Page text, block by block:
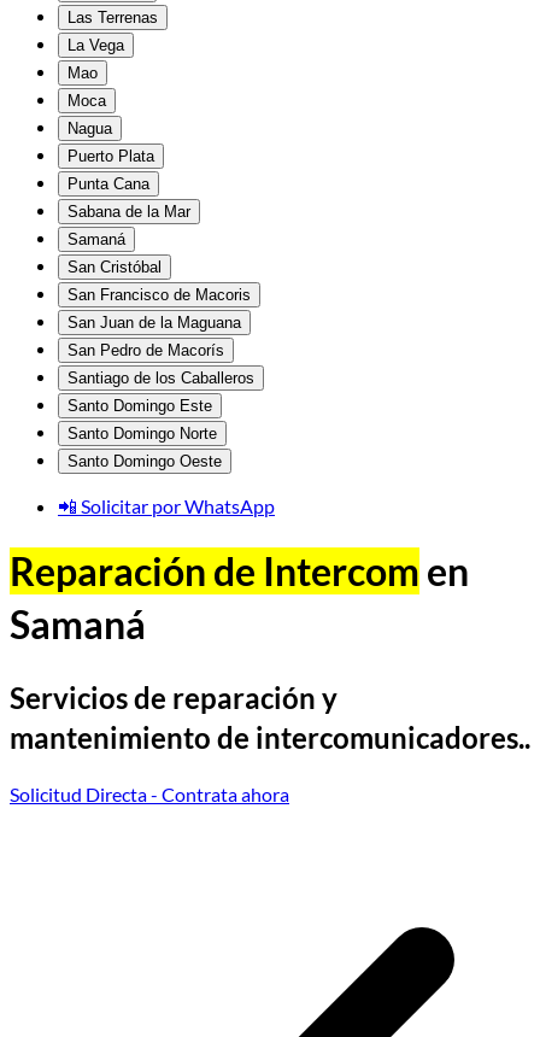
Las Terrenas
La Vega
Mao
Moca
Nagua
Puerto Plata
Punta Cana
Sabana de la Mar
Samaná
San Cristóbal
San Francisco de Macoris
San Juan de la Maguana
San Pedro de Macorís
Santiago de los Caballeros
Santo Domingo Este
Santo Domingo Norte
Santo Domingo Oeste
📲 Solicitar por WhatsApp
Reparación de Intercom en
Samaná
Servicios de reparación y
mantenimiento de intercomunicadores..
Solicitud Directa- Contrata ahora